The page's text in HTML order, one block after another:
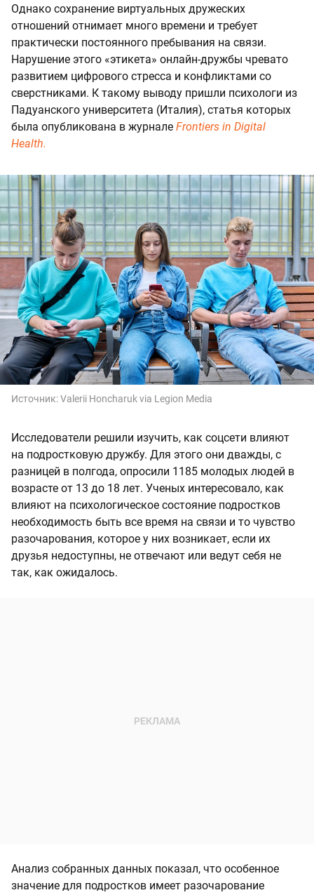
Однако сохранение виртуальных дружеских
отношений отнимает много времени и требует
практически постоянного пребывания на связи.
Нарушение этого «этикета» онлайн-дружбы чревато
развитием цифрового стресса и конфликтами со
сверстниками. К такому выводу пришли психологи из
Падуанского университета (Италия), статья которых
была опубликована в журнале Frontiers in Digital
Health.
Источник:Valerii Honcharuk via Legion Media
Исследователи решили изучить, как соцсети влияют
на подростковую дружбу. Для этого они дважды, с
разницей в полгода, опросили 1185 молодых людей в
возрасте от 13 до 18 лет. Ученых интересовало, как
влияют на психологическое состояние подростков
необходимость быть все время на связи и то чувство
разочарования, которое у них возникает, если их
друзья недоступны, не отвечают или ведут себя не
так, как ожидалось.
Анализ собранных данных показал, что особенное
значение для подростков имеет разочарование